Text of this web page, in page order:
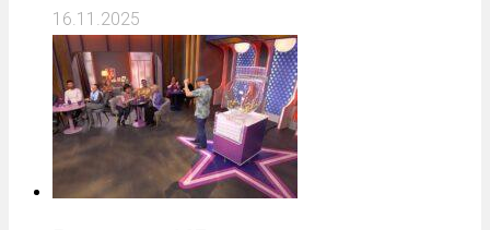
16.11.2025